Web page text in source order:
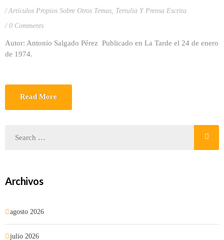
Artículos Propios Sobre Otros Temas, Tertulia Y Prensa Escrita
0 Comments
Autor: Antonio Salgado Pérez Publicado en La Tarde el 24 de enero
de 1974.
Read More
Archivos
agosto 2026
julio 2026